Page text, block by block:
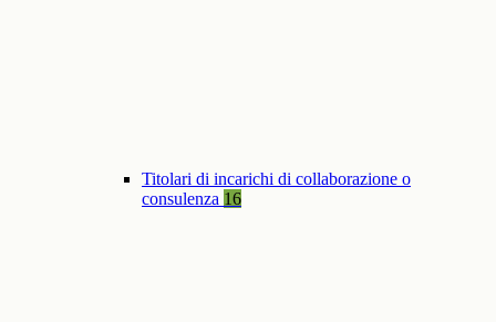
Titolari di incarichi di collaborazione o
consulenza 16